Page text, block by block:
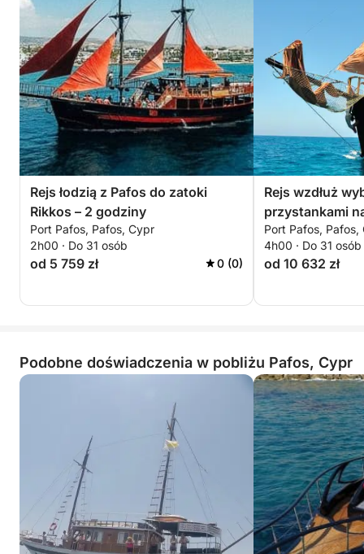
Rejs łodzią z Pafos do zatoki
Rikkos – 2 godziny
Port Pafos, Pafos, Cypr
2h00 · Do 31 osób
od 5 759 zł 0 (0)
Rejs wzdłuż
przystankami
godziny
Port Pafos, Pafos,
4h00 · Do 31 osób
od 10 632 zł
Podobne doświadczenia w pobliżu Pafos, Cypr